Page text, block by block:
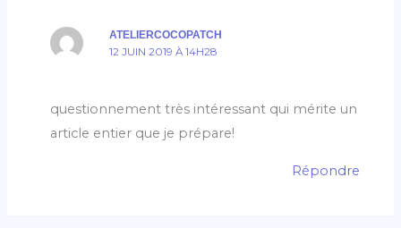
ATELIERCOCOPATCH
12 JUIN 2019 À 14H28
questionnement très intéressant qui mérite un
article entier que je prépare!
Répondre